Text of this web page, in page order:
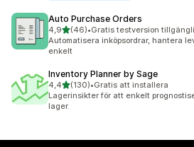
Auto Purchase Orders
4,9av 5 stjärnor
(46)
46 recensioner totalt
•Gratis testversion
Automatisera inköpsordrar, hantera
enkelt
Inventory Planner by Sage
4,4av 5 stjärnor
(130)
130 recensioner totalt
•Gratis att installera
Lagerinsikter för att enkelt
lager.